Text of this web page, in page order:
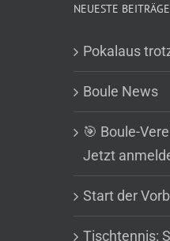
NEUESTE BEITRÄGE
Pokalaus
Boule News
🎯 Boule-
Jetzt
Start der
Tischtennis: